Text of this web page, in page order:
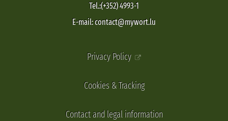
Tel.:(+352) 4993-1
E-mail: contact@mywort.lu
Privacy Policy
Cookies & Tracking
Contact and legal information